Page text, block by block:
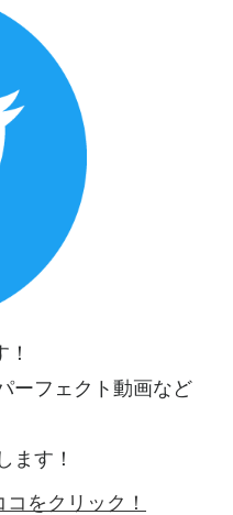
ーフェクト動画など
ます！
をクリック！